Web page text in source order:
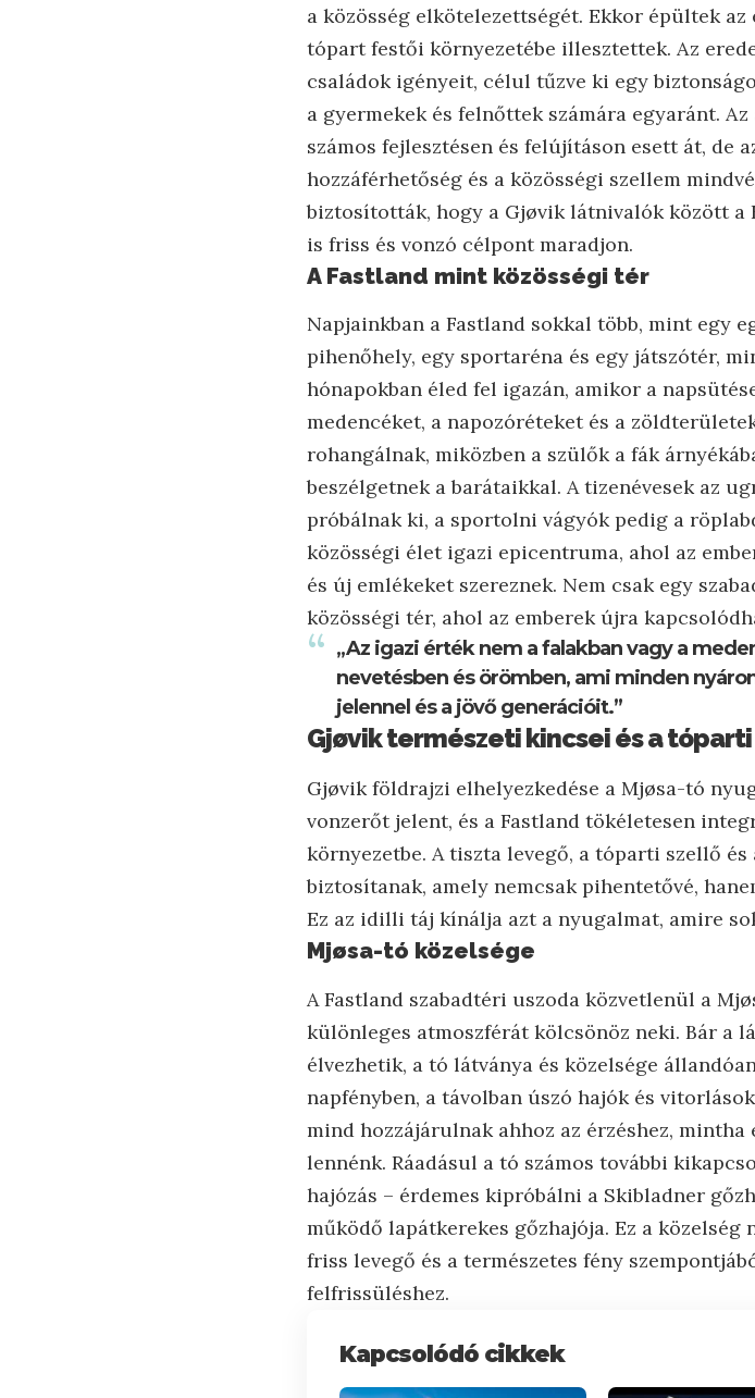
a közösség elkötelezettségét. Ekkor épültek
tópart festői környezetébe illesztettek. Az
családok igényeit, célul tűzve ki egy
a gyermekek és felnőttek számára egyaránt.
számos fejlesztésen és felújításon esett át, de
hozzáférhetőség és a közösségi szellem
biztosították, hogy a Gjøvik látnivalók között a
is friss és vonzó célpont maradjon.
A Fastland mint közösségi tér
Napjainkban a Fastland sokkal több, mint egy
pihenőhely, egy sportaréna és egy játszótér,
hónapokban éled fel igazán, amikor a
medencéket, a napozóréteket és a
rohangálnak, miközben a szülők a fák
beszélgetnek a barátaikkal. A tizenévesek az
próbálnak ki, a sportolni vágyók pedig a
közösségi élet igazi epicentruma, ahol az
és új emlékeket szereznek. Nem csak egy
közösségi tér, ahol az emberek újra
„Az igazi érték nem a falakban vagy a
nevetésben és örömben, ami minden
jelennel és a jövő generációit.”
Gjøvik természeti kincsei és a
Gjøvik földrajzi elhelyezkedése a Mjøsa-tó
vonzerőt jelent, és a Fastland tökéletesen
környezetbe. A tiszta levegő, a tóparti szellő
biztosítanak, amely nemcsak pihentetővé,
Ez az idilli táj kínálja azt a nyugalmat, amire
Mjøsa-tó közelsége
A Fastland szabadtéri uszoda közvetlenül a
különleges atmoszférát kölcsönöz neki. Bár a
élvezhetik, a tó látványa és közelsége
napfényben, a távolban úszó hajók és
mind hozzájárulnak ahhoz az érzéshez,
lennénk. Ráadásul a tó számos további
hajózás – érdemes kipróbálni a Skibladner
működő lapátkerekes gőzhajója. Ez a
friss levegő és a természetes fény
felfrissüléshez.
Kapcsolódó cikkek